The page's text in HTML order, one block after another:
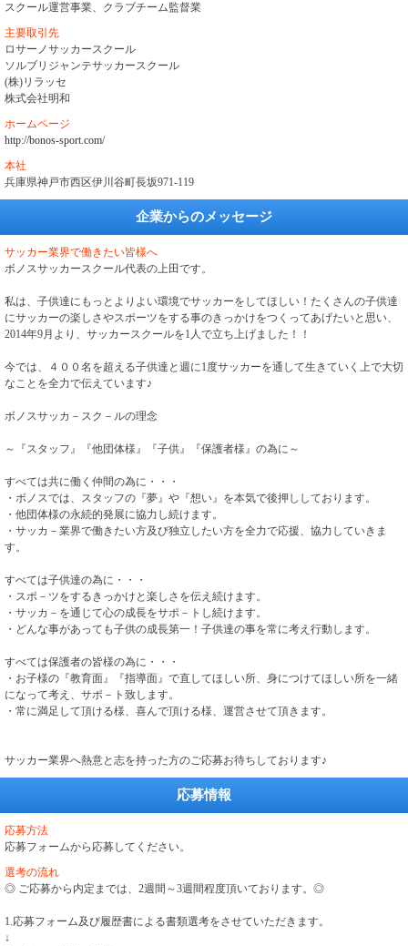
スクール運営事業、クラブチーム監督業
主要取引先
ロサーノサッカースクール
ソルブリジャンテサッカースクール
(株)リラッセ
株式会社明和
ホームページ
http://bonos-sport.com/
本社
兵庫県神戸市西区伊川谷町長坂971-119
企業からのメッセージ
サッカー業界で働きたい皆様へ
ボノスサッカースクール代表の上田です。
私は、子供達にもっとよりよい環境でサッカーをしてほしい！たくさんの子供達
にサッカーの楽しさやスポーツをする事のきっかけをつくってあげたいと思い、
2014年9月より、サッカースクールを1人で立ち上げました！！
今では、４００名を超える子供達と週に1度サッカーを通して生きていく上で大切
なことを全力で伝えています♪
ボノスサッカ－スク－ルの理念
～『スタッフ』『他団体様』『子供』『保護者様』の為に～
すべては共に働く仲間の為に・・・
・ボノスでは、スタッフの『夢』や『想い』を本気で後押ししております。
・他団体様の永続的発展に協力し続けます。
・サッカ－業界で働きたい方及び独立したい方を全力で応援、協力していきま
す。
すべては子供達の為に・・・
・スポ－ツをするきっかけと楽しさを伝え続けます。
・サッカ－を通じて心の成長をサポ－トし続けます。
・どんな事があっても子供の成長第一！子供達の事を常に考え行動します。
すべては保護者の皆様の為に・・・
・お子様の『教育面』『指導面』で直してほしい所、身につけてほしい所を一緒
になって考え、サポ－ト致します。
・常に満足して頂ける様、喜んで頂ける様、運営させて頂きます。
サッカー業界へ熱意と志を持った方のご応募お待ちしております♪
応募情報
応募方法
応募フォームから応募してください。
選考の流れ
◎ ご応募から内定までは、2週間～3週間程度頂いております。◎
1.応募フォーム及び履歴書による書類選考をさせていただきます。
↓